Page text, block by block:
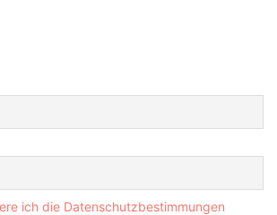
ich die Datenschutzbestimmungen